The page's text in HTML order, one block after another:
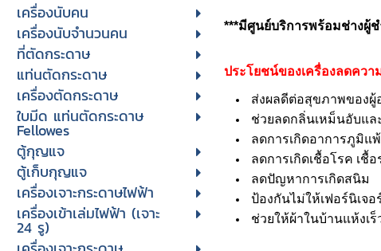
เครื่องนับคน
เครื่องนับจํานวนคน
ที่ตัดกระดาษ
แท่นตัดกระดาษ
เครื่องตัดกระดาษ
ใบมีด แท่นตัดกระดาษ
Fellowes
ตู้กุญแจ
ตู้เก็บกุญแจ
เครื่องเจาะกระดาษไฟฟ้า
เครื่องเข้าเล่มไฟฟ้า (เจาะ
24 รู)
***มีศูนย์บริการพร้อมช่างผู้
ประโยชน์ของเครื่องลดคว
ส่งผลดีต่อสุขภาพของผู้
ช่วยลดกลิ่นเหม็นอับแล
ลดการเกิดอาการภูมิแ
ลดการเกิดเชื้อโรค เชื้
ลดปัญหาการเกิดสนิม
ป้องกันไม่ให้เฟอร์นิเจอ
ช่วยให้ผ้าในบ้านแห้งเ